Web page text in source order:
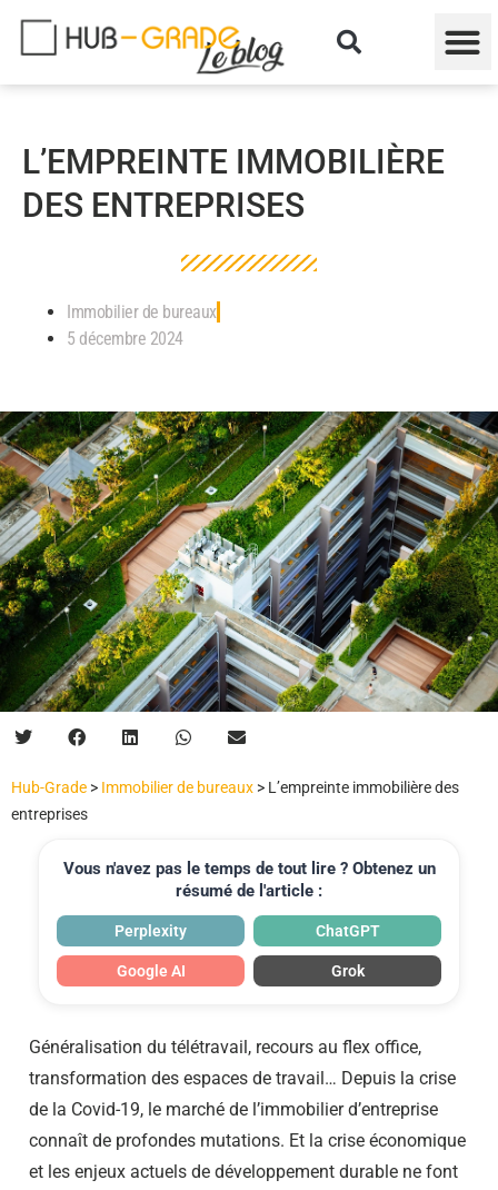
L’EMPREINTE IMMOBILIÈRE
DES ENTREPRISES
Immobilier de bureaux
5 décembre 2024
Hub-Grade > Immobilier de bureaux > L’empreinte immobilière des
entreprises
Vous n'avez pas le temps de tout lire ? Obtenez un
résumé de l'article :
Perplexity ChatGPT
Google AI Grok
Généralisation du télétravail, recours au flex office,
transformation des espaces de travail… Depuis la crise
de la Covid-19, le marché de l’immobilier d’entreprise
connaît de profondes mutations. Et la crise économique
et les enjeux actuels de développement durable ne font